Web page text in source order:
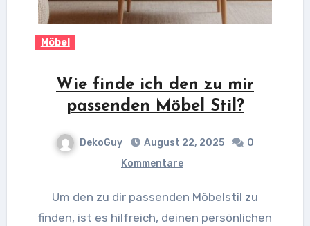
Möbel
Wie finde ich den zu mir
passenden Möbel Stil?
DekoGuy August 22, 2025
0
Kommentare
Um den zu dir passenden Möbelstil zu
finden, ist es hilfreich, deinen persönlichen